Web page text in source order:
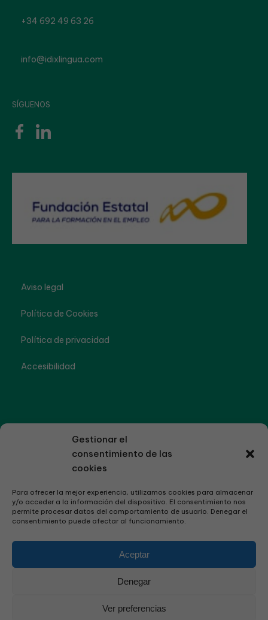
Gestionar el
consentimiento de las
cookies
Para ofrecer la mejor experiencia, utilizamos cookies para almacenar
y/o acceder a la información del dispositivo. El consentimiento nos
permite procesar datos del comportamiento de usuario. Denegar el
consentimiento puede afectar al funcionamiento.
Aceptar
Denegar
Ver preferencias
+34 692 49 63 26
info@idixlingua.com
SÍGUENOS
Aviso legal
Política de Cookies
Política de privacidad
Accesibilidad